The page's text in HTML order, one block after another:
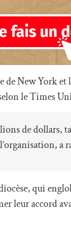
de New York
le Times
de dollars,
qui
leur accord